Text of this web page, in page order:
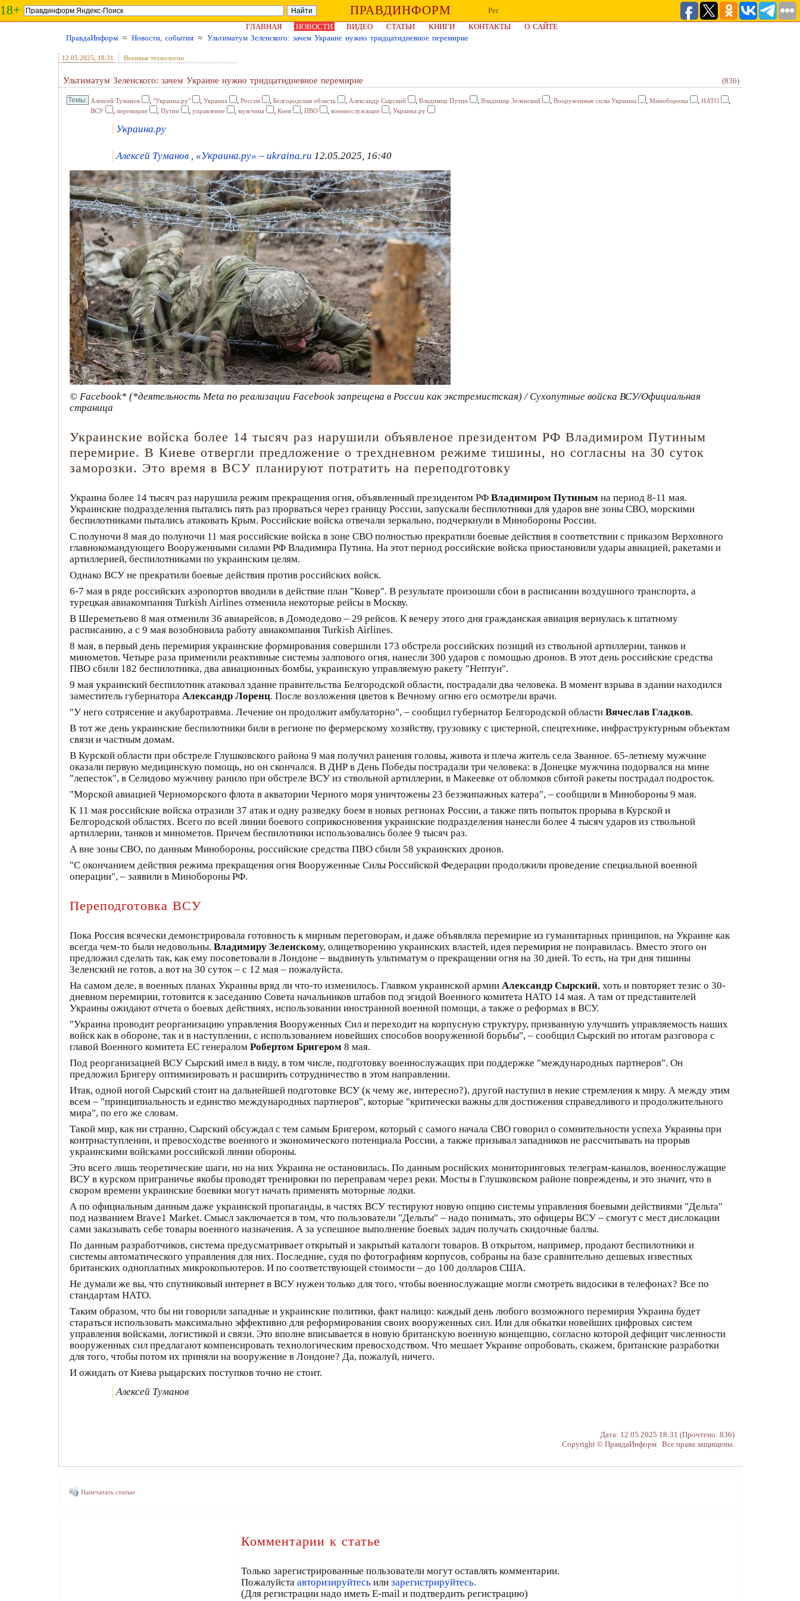
18+ ПРАВДИНФОРМ
Рег
ГЛАВНАЯ
НОВОСТИ ВИДЕО СТАТЬИ КНИГИ КОНТАКТЫ
О САЙТЕ
ПравдаИнформ ≈ Новости, события ≈ Ультиматум Зеленского: зачем Украине нужно тридцатидневное перемирие
12.05.2025 , 18:31 Военные технологии
Ультиматум Зеленского: зачем Украине нужно тридцатидневное перемирие (836)
Алексей Туманов , "Украина.ру" , Украина , Россия , Белгородская область , Александр Сырский , Владимир Путин , Владимир Зеленский , Вооруженные силы Украины , Минобороны , НАТО ,
ВСУ , перемирие , Путин , управление , мужчина , Киев , ПВО , военнослужащие , Украина.ру
Украина.ру
Алексей Туманов , «Украина.ру» – ukraina.ru 12.05.2025, 16:40
© Facebook* (*деятельность Meta по реализации Facebook запрещена в России как экстремистская) / Сухопутные войска ВСУ/Официальная
страница
Украинские войска более 14 тысяч раз нарушили объявленое президентом РФ Владимиром Путиным
перемирие. В Киеве отвергли предложение о трехдневном режиме тишины, но согласны на 30 суток
заморозки. Это время в ВСУ планируют потратить на переподготовку
Украина более 14 тысяч раз нарушила режим прекращения огня, объявленный президентом РФ Владимиром Путиным на период 8-11 мая.
Украинские подразделения пытались пять раз прорваться через границу России, запускали беспилотники для ударов вне зоны СВО, морскими
беспилотниками пытались атаковать Крым. Российские войска отвечали зеркально, подчеркнули в Минобороны России.
С полуночи 8 мая до полуночи 11 мая российские войска в зоне СВО полностью прекратили боевые действия в соответствии с приказом Верховного
главнокомандующего Вооруженными силами РФ Владимира Путина. На этот период российские войска приостановили удары авиацией, ракетами и
артиллерией, беспилотниками по украинским целям.
Однако ВСУ не прекратили боевые действия против российских войск.
6-7 мая в ряде российских аэропортов вводили в действие план "Ковер". В результате произошли сбои в расписании воздушного транспорта, а
турецкая авиакомпания Turkish Airlines отменила некоторые рейсы в Москву.
В Шереметьево 8 мая отменили 36 авиарейсов, в Домодедово – 29 рейсов. К вечеру этого дня гражданская авиация вернулась к штатному
расписанию, а с 9 мая возобновила работу авиакомпания Turkish Airlines.
8 мая, в первый день перемирия украинские формирования совершили 173 обстрела российских позиций из ствольной артиллерии, танков и
минометов. Четыре раза применили реактивные системы залпового огня, нанесли 300 ударов с помощью дронов. В этот день российские средства
ПВО сбили 182 беспилотника, два авиационных бомбы, украинскую управляемую ракету "Нептун".
9 мая украинский беспилотник атаковал здание правительства Белгородской области, пострадали два человека. В момент взрыва в здании находился
заместитель губернатора Александр Лоренц. После возложения цветов к Вечному огню его осмотрели врачи.
"У него сотрясение и акубаротравма. Лечение он продолжит амбулаторно", – сообщил губернатор Белгородской области Вячеслав Гладков.
В тот же день украинские беспилотники били в регионе по фермерскому хозяйству, грузовику с цистерной, спецтехнике, инфраструктурным объектам
связи и частным домам.
В Курской области при обстреле Глушковского района 9 мая получил ранения головы, живота и плеча житель села Званное. 65-летнему мужчине
оказали первую медицинскую помощь, но он скончался. В ДНР в День Победы пострадали три человека: в Донецке мужчина подорвался на мине
"лепесток", в Селидово мужчину ранило при обстреле ВСУ из ствольной артиллерии, в Макеевке от обломков сбитой ракеты пострадал подросток.
"Морской авиацией Черноморского флота в акватории Черного моря уничтожены 23 безэкипажных катера", – сообщили в Минобороны 9 мая.
К 11 мая российские войска отразили 37 атак и одну разведку боем в новых регионах России, а также пять попыток прорыва в Курской и
Белгородской областях. Всего по всей линии боевого соприкосновения украинские подразделения нанесли более 4 тысяч ударов из ствольной
артиллерии, танков и минометов. Причем беспилотники использовались более 9 тысяч раз.
А вне зоны СВО, по данным Минобороны, российские средства ПВО сбили 58 украинских дронов.
"С окончанием действия режима прекращения огня Вооруженные Силы Российской Федерации продолжили проведение специальной военной
операции", – заявили в Минобороны РФ.
Переподготовка ВСУ
Пока Россия всячески демонстрировала готовность к мирным переговорам, и даже объявляла перемирие из гуманитарных принципов, на Украине как
всегда чем-то были недовольны. Владимиру Зеленскому, олицетворению украинских властей, идея перемирия не понравилась. Вместо этого он
предложил сделать так, как ему посоветовали в Лондоне – выдвинуть ультиматум о прекращении огня на 30 дней. То есть, на три дня тишины
Зеленский не готов, а вот на 30 суток – с 12 мая – пожалуйста.
На самом деле, в военных планах Украины вряд ли что-то изменилось. Главком украинской армии Александр Сырский, хоть и повторяет тезис о 30-
дневном перемирии, готовится к заседанию Совета начальников штабов под эгидой Военного комитета НАТО 14 мая. А там от представителей
Украины ожидают отчета о боевых действиях, использовании иностранной военной помощи, а также о реформах в ВСУ.
"Украина проводит реорганизацию управления Вооруженных Сил и переходит на корпусную структуру, призванную улучшить управляемость наших
войск как в обороне, так и в наступлении, с использованием новейших способов вооруженной борьбы", – сообщил Сырский по итогам разговора с
главой Военного комитета ЕС генералом Робертом Бригером 8 мая.
Под реорганизацией ВСУ Сырский имел в виду, в том числе, подготовку военнослужащих при поддержке "международных партнеров". Он
предложил Бригеру оптимизировать и расширить сотрудничество в этом направлении.
Итак, одной ногой Сырский стоит на дальнейшей подготовке ВСУ (к чему же, интересно?), другой наступил в некие стремления к миру. А между этим
всем – "принципиальность и единство международных партнеров", которые "критически важны для достижения справедливого и продолжительного
мира", по его же словам.
Такой мир, как ни странно, Сырский обсуждал с тем самым Бригером, который с самого начала СВО говорил о сомнительности успеха Украины при
контрнаступлении, и превосходстве военного и экономического потенциала России, а также призывал западников не рассчитывать на прорыв
украинскими войсками российской линии обороны.
Это всего лишь теоретические шаги, но на них Украина не остановилась. По данным росийских мониторинговых телеграм-каналов, военнослужащие
ВСУ в курском приграничье якобы проводят тренировки по переправам через реки. Мосты в Глушковском районе повреждены, и это значит, что в
скором времени украинские боевики могут начать применять моторные лодки.
А по официальным данным даже украинской пропаганды, в частях ВСУ тестируют новую опцию системы управления боевыми действиями "Дельта"
под названием Brave1 Market. Смысл заключается в том, что пользователи "Дельты" – надо понимать, это офицеры ВСУ – смогут с мест дислокации
сами заказывать себе товары военного назначения. А за успешное выполнение боевых задач получать скидочные баллы.
По данным разработчиков, система предусматривает открытый и закрытый каталоги товаров. В открытом, например, продают беспилотники и
системы автоматического управления для них. Последние, судя по фотографиям корпусов, собраны на базе сравнительно дешевых известных
британских одноплатных микрокопьютеров. И по соответствующей стоимости – до 100 долларов США.
Не думали же вы, что спутниковый интернет в ВСУ нужен только для того, чтобы военнослужащие могли смотреть видосики в телефонах? Все по
стандартам НАТО.
Таким образом, что бы ни говорили западные и украинские политики, факт налицо: каждый день любого возможного перемирия Украина будет
стараться использовать максимально эффективно для реформирования своих вооруженных сил. Или для обкатки новейших цифровых систем
управления войсками, логистикой и связи. Это вполне вписывается в новую британскую военную концепцию, согласно которой дефицит численности
вооруженных сил предлагают компенсировать технологическим превосходством. Что мешает Украине опробовать, скажем, британские разработки
для того, чтобы потом их приняли на вооружение в Лондоне? Да, пожалуй, ничего.
И ожидать от Киева рыцарских поступков точно не стоит.
Алексей Туманов
Дата: 12.05.2025 18:31 (Прочтено: 836)
Copyright © ПравдаИнформ Все права защищены.
Напечатать статью
Комментарии к статье
Только зарегистрированные пользователи могут оставлять комментарии.
Пожалуйста авторизируйтесь или зарегистрируйтесь.
(Для регистрации надо иметь E-mail и подтвердить регистрацию)